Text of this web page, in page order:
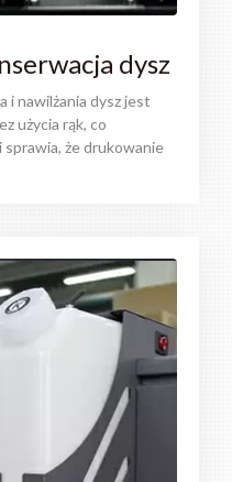
dysz
i nawilżania dysz jest
użycia rąk, co
sprawia, że ​​drukowanie